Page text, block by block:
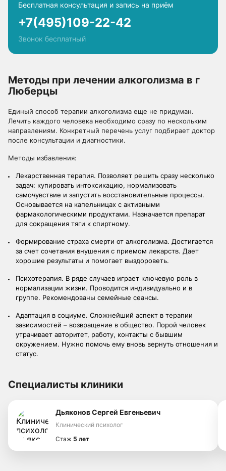
Бесплатная консультация и запись на приём
+7(495)109-22-42
Звонок бесплатный
Методы при лечении алкоголизма в г
Люберцы
Единый способ терапии алкоголизма еще не придуман.
Лечить каждого человека необходимо сразу по нескольким
направлениям. Конкретный перечень услуг подбирает доктор
после консультации и диагностики.
Методы избавления:
Лекарственная терапия. Позволяет решить сразу несколько
задач: купировать интоксикацию, нормализовать
самочувствие и запустить восстановительные процессы.
Основывается на капельницах с активными
фармакологическими продуктами. Назначается препарат
для сокращения тяги к спиртному.
Формирование страха смерти от алкоголизма. Достигается
за счет сочетания внушения с приемом лекарств. Дает
хорошие результаты и помогает выздороветь.
Психотерапия. В ряде случаев играет ключевую роль в
нормализации жизни. Проводится индивидуально и в
группе. Рекомендованы семейные сеансы.
Адаптация в социуме. Сложнейший аспект в терапии
зависимостей – возвращение в общество. Порой человек
утрачивает авторитет, работу, контакты с бывшим
окружением. Нужно помочь ему вновь вернуть отношения и
статус.
Специалисты клиники
Дьяконов Сергей Евгеньевич
Клинический психолог
Стаж 5 лет